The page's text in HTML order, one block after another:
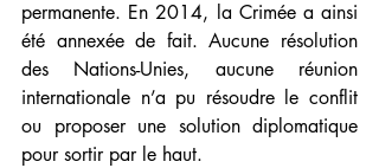
permanente. En 2014, la Crimée a ainsi
été annexée de fait. Aucune résolution
des Nations-Unies, aucune réunion
internationale n’a pu résoudre le conflit
ou proposer une solution diplomatique
pour sortir par le haut.